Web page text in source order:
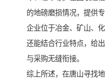
的地磅磨损情况，提供
企业位于冶金、矿山、
还能结合行业特点，给
与采购无缝衔接。
综上所述，在唐山寻找